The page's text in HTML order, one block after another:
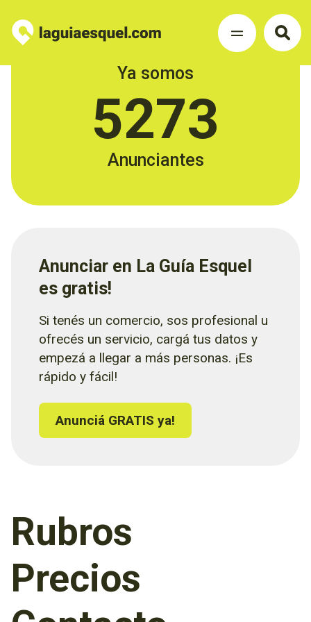
Ya somos
5273
Anunciantes
Anunciar en La Guía Esquel
es gratis!
Si tenés un comercio, sos profesional u
ofrecés un servicio, cargá tus datos y
empezá a llegar a más personas. ¡Es
rápido y fácil!
Anunciá GRATIS ya!
Rubros
Precios